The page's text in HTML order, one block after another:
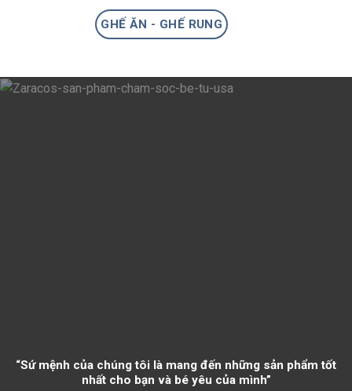
GHẾ ĂN - GHẾ RUNG
“Sứ mệnh của chúng tôi là mang đến những sản phẩm tốt
nhất cho bạn và bé yêu của mình”